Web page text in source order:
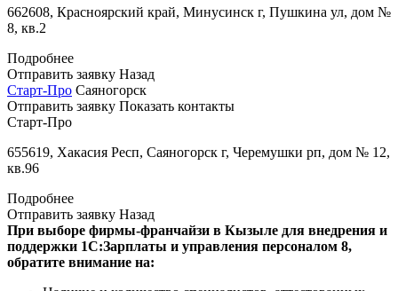
662608, Красноярский край, Минусинск г, Пушкина ул, дом №
8, кв.2
Подробнее
Отправить заявку Назад
Старт-Про Саяногорск
Отправить заявку Показать контакты
Старт-Про
655619, Хакасия Респ, Саяногорск г, Черемушки рп, дом № 12,
кв.96
Подробнее
Отправить заявку Назад
При выборе фирмы-франчайзи в Кызыле для внедрения и
поддержки 1С:Зарплаты и управления персоналом 8,
обратите внимание на: